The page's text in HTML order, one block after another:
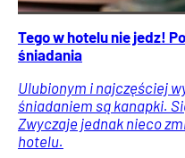
Tego w hotelu nie jedz!
śniadania
Ulubionym i najczęściej
śniadaniem są kanapki.
Zwyczaje jednak nieco
hotelu.